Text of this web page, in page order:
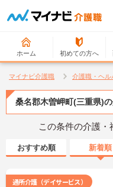
ホーム 初めての方へ
マイナビ介護職 介護職・ヘル
桑名郡木曽岬町(三重県)
この条件の介護・
おすすめ順 新着順
通所介護（デイサービス）